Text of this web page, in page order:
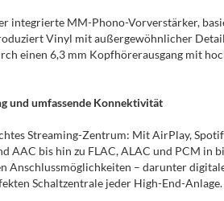
integrierte MM-Phono-Vorverstärker,
Vinyl mit außergewöhnlicher
einen 6,3 mm Kopfhörerausgang mit
und umfassende Konnektivität
Streaming-Zentrum: Mit AirPlay,
AAC bis hin zu FLAC, ALAC und PCM in
Anschlussmöglichkeiten – darunter
Schaltzentrale jeder High-End-Anlage.